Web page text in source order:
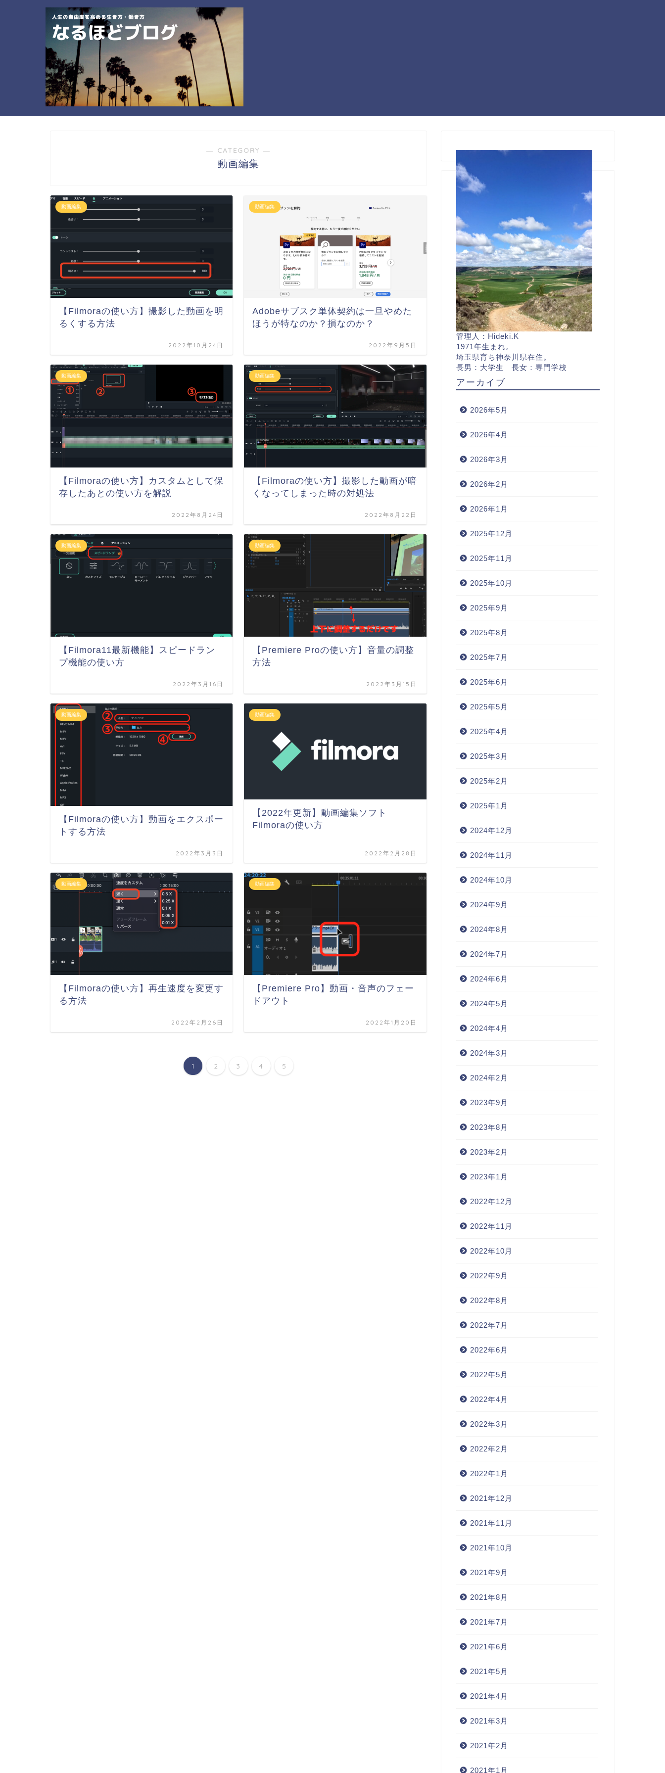
― CATEGORY ―
動画編集
動画編集
【Filmoraの使い方】撮影した動画を明
るくする方法
2022年10月24日
動画編集
Adobeサブスク単体契約は一旦やめた
ほうが特なのか？損なのか？
2022年9月5日
動画編集
【Filmoraの使い方】カスタムとして保
存したあとの使い方を解説
2022年8月24日
動画編集
【Filmoraの使い方】撮影した動画が暗
くなってしまった時の対処法
2022年8月22日
動画編集
【Filmora11最新機能】スピードラン
プ機能の使い方
2022年3月16日
動画編集
【Premiere Proの使い方】音量の調整
方法
2022年3月15日
動画編集
【Filmoraの使い方】動画をエクスポー
トする方法
2022年3月3日
動画編集
【2022年更新】動画編集ソフト
Filmoraの使い方
2022年2月28日
動画編集
【Filmoraの使い方】再生速度を変更す
る方法
2022年2月26日
動画編集
【Premiere Pro】動画・音声のフェー
ドアウト
2022年1月20日
1 2 3 4 5
管理人：Hideki.K
1971年生まれ。
埼玉県育ち神奈川県在住。
長男：大学生 長女：専門学校
アーカイブ
2026年5月
2026年4月
2026年3月
2026年2月
2026年1月
2025年12月
2025年11月
2025年10月
2025年9月
2025年8月
2025年7月
2025年6月
2025年5月
2025年4月
2025年3月
2025年2月
2025年1月
2024年12月
2024年11月
2024年10月
2024年9月
2024年8月
2024年7月
2024年6月
2024年5月
2024年4月
2024年3月
2024年2月
2023年9月
2023年8月
2023年2月
2023年1月
2022年12月
2022年11月
2022年10月
2022年9月
2022年8月
2022年7月
2022年6月
2022年5月
2022年4月
2022年3月
2022年2月
2022年1月
2021年12月
2021年11月
2021年10月
2021年9月
2021年8月
2021年7月
2021年6月
2021年5月
2021年4月
2021年3月
2021年2月
2021年1月